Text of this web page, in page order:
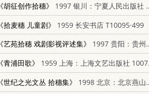
《胡征创作拾穗》
1997 银川：宁夏人民出版社 7227017346
《拾麦穗 儿童剧》
1959 长安书店 T10095·499
《艺苑拾穗 戏剧影视评述集》
1997 贵阳：贵州民族出版社 7541207144
《青浦田歌》
1959 上海：上海文艺出版社 10078·0575
《世纪之光文丛 拾穗集》
1998 北京：北京燕山出版社 7540207566